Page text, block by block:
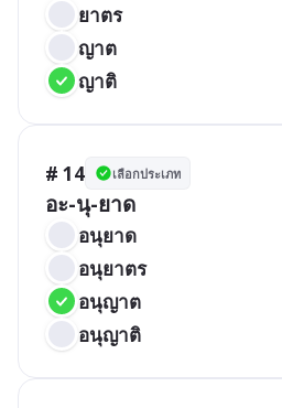
ยาตร
ญาต
ญาติ
# 14 เลือกประเภท
อะ-นุ-ยาด
อนุยาด
อนุยาตร
อนุญาต
อนุญาติ